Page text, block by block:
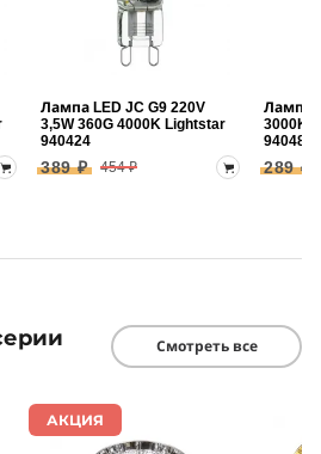
Лампа LED JC G9 220V
3,5W 360G 4000K Lightstar
940424
389 ₽ 454 ₽
Лампа
3000K
940482
289 ₽
Смотреть все
АКЦИЯ